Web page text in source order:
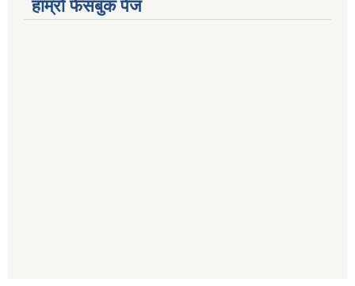
हाम्रो फेसबुक पेज